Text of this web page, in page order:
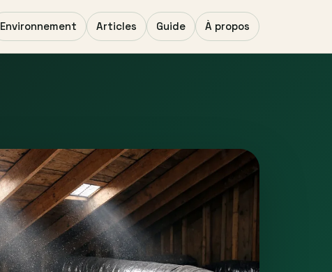
Environnement Articles Guide À propos